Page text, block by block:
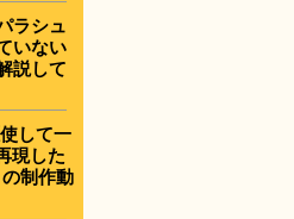
ラシュ
いない
説して
して一
現した
制作動